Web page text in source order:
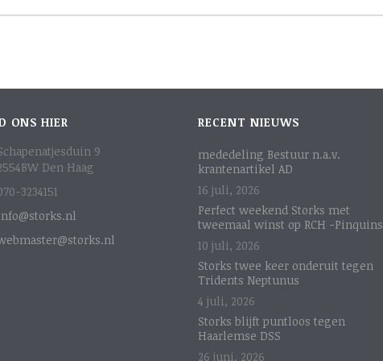
ONS HIER
9
Den Haag
3234151
RECENT NIEUWS
mededeling Bestuur n.a.v.
krantenartikel AD
16 juli, 2026
Perfect weekend Storks met
tweemaal winst op RCH -Pinquins
10 juli, 2026
Storks twee keer onderuit tegen
Tridents Neptunus
4 juli, 2026
Storks blijft puntloos tegen
Haarlemse DSS
26 juni, 2026